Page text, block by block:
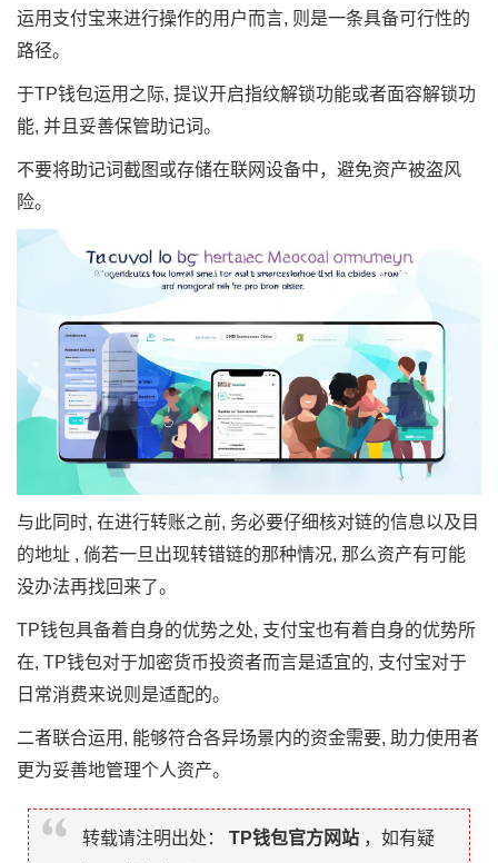
运用支付宝来进行操作的用户而言, 则是一条具备可行性的
路径。
于TP钱包运用之际, 提议开启指纹解锁功能或者面容解锁功
能, 并且妥善保管助记词。
不要将助记词截图或存储在联网设备中，避免资产被盗风
险。
与此同时, 在进行转账之前, 务必要仔细核对链的信息以及目
的地址 , 倘若一旦出现转错链的那种情况, 那么资产有可能
没办法再找回来了。
TP钱包具备着自身的优势之处, 支付宝也有着自身的优势所
在, TP钱包对于加密货币投资者而言是适宜的, 支付宝对于
日常消费来说则是适配的。
二者联合运用, 能够符合各异场景内的资金需要, 助力使用者
更为妥善地管理个人资产。
转载请注明出处： TP钱包官方网站 ，如有疑